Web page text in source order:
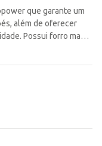
que garante um
além de oferecer
Possui forro macio
cadarço, palmilha
canaletas
dos pés e permitem
com velocidade,